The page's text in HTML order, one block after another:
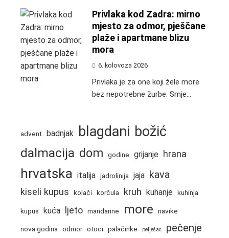
Privlaka kod Zadra: mirno
mjesto za odmor, pješčane
plaže i apartmane blizu
mora
6. kolovoza 2026
Privlaka je za one koji žele more
bez nepotrebne žurbe. Smje...
advent badnjak blagdani božić
dalmacija dom godine grijanje hrana
hrvatska italija jadrolinija jaja kava
kiseli kupus kolači korčula kruh kuhanje kuhinja
kupus kuća ljeto mandarine more navike
nova godina odmor otoci palačinke pelješac pečenje